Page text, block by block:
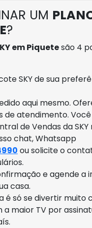
UM
?
em Piquetesão 4
SKY de sua
aqui mesmo.
de atendimento.
de Vendas da SKY
chat, Whatsapp
ou solicite o
e agende a
casa.
é só se divertir muito
a maior TV por